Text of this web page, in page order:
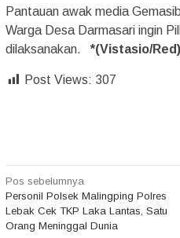
Pantauan awak media
Warga Desa Darmasari ingin
dilaksanakan.*(Vistasio/
Post Views: 307
Navigasi
pos
Pos sebelumnya
Personil Polsek Malingping Polres
Lebak Cek TKP Laka Lantas, Satu
Orang Meninggal Dunia